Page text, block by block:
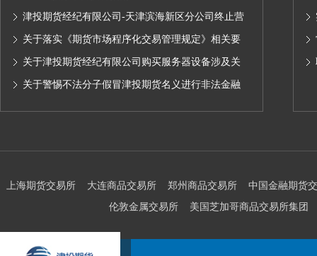
津投期货经纪有限公司-天津滨海新区分公司终止营
业的公告
关于落实《期货市场程序化交易管理规定》相关要
求,无限易终端版本调整及客户通知
关于津投期货经纪有限公司购买服务器设备涉及关
联交易情况的公示
关于警惕不法分子假冒津投期货名义进行非法金融
上海期货交易所 大连商品交易所 郑州商品交易所
中国金融期货
伦敦金属交易所
美国芝加哥商品交易所集团